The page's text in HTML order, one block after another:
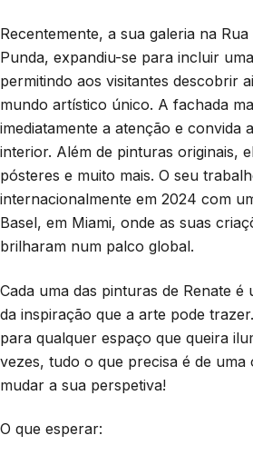
Recentemente, a sua galeria na
Punda, expandiu-se para incluir
permitindo aos visitantes descobrir
mundo artístico único. A fachada
imediatamente a atenção e convida
interior. Além de pinturas originais,
pósteres e muito mais. O seu
internacionalmente em 2024 com
Basel, em Miami, onde as suas
brilharam num palco global.
Cada uma das pinturas de Renate
da inspiração que a arte pode
para qualquer espaço que queira
vezes, tudo o que precisa é de
mudar a sua perspetiva!
O que esperar: